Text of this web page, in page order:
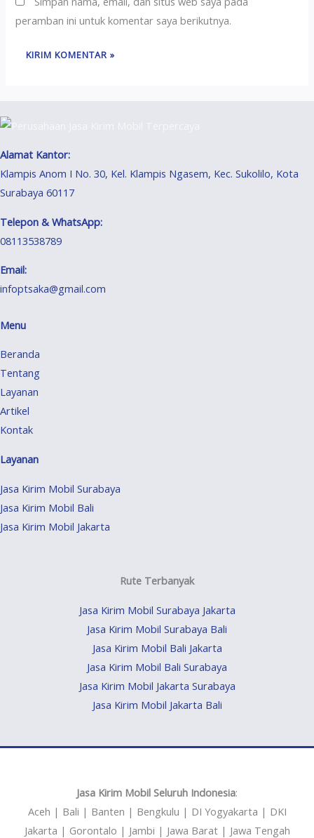
peramban ini untuk komentar saya berikutnya.
Alamat Kantor:
Klampis Anom I No. 30, Kel. Klampis Ngasem, Kec. Sukolilo, Kota
Surabaya 60117
Telepon & WhatsApp:
08113538789
Email:
infoptsaka@gmail.com
Menu
Beranda
Tentang
Layanan
Artikel
Kontak
Layanan
Jasa Kirim Mobil Surabaya
Jasa Kirim Mobil Bali
Jasa Kirim Mobil Jakarta
Rute Terbanyak
Jasa Kirim Mobil Surabaya Jakarta
Jasa Kirim Mobil Surabaya Bali
Jasa Kirim Mobil Bali Jakarta
Jasa Kirim Mobil Bali Surabaya
Jasa Kirim Mobil Jakarta Surabaya
Jasa Kirim Mobil Jakarta Bali
Jasa Kirim Mobil Seluruh Indonesia:
Aceh | Bali | Banten | Bengkulu | DI Yogyakarta | DKI
Jakarta | Gorontalo | Jambi | Jawa Barat | Jawa Tengah